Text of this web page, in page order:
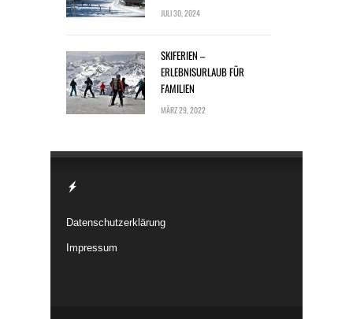
JULI 30, 2024
SKIFERIEN –
ERLEBNISURLAUB FÜR
FAMILIEN
MÄRZ 29, 2022
Datenschutzerklärung
Impressum